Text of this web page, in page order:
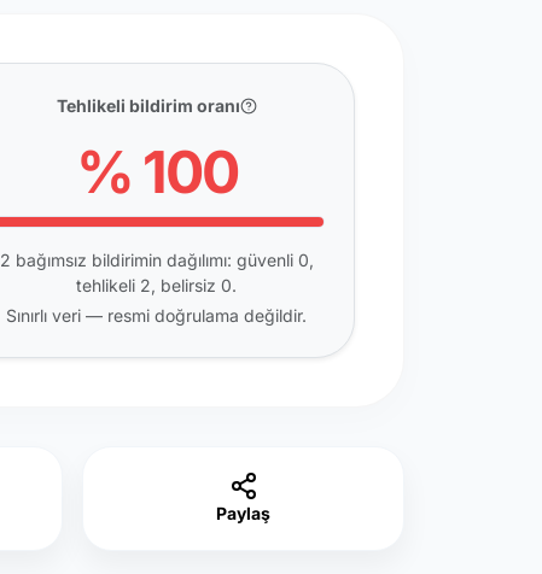
Tehlikeli bildirim oranı
% 100
2 bağımsız bildirimin dağılımı: güvenli 0,
tehlikeli 2, belirsiz 0.
Sınırlı veri — resmi doğrulama değildir.
Paylaş